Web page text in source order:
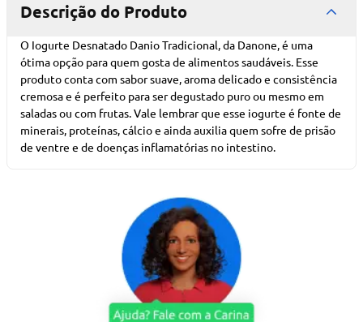
Descrição do Produto
O Iogurte Desnatado Danio Tradicional, da Danone, é uma
ótima opção para quem gosta de alimentos saudáveis. Esse
produto conta com sabor suave, aroma delicado e consistência
cremosa e é perfeito para ser degustado puro ou mesmo em
saladas ou com frutas. Vale lembrar que esse iogurte é fonte de
minerais, proteínas, cálcio e ainda auxilia quem sofre de prisão
de ventre e de doenças inflamatórias no intestino.